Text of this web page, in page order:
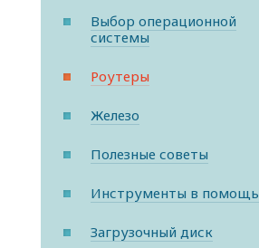
Выбор операционной
системы
Роутеры
Железо
Полезные советы
Инструменты в помощь
Загрузочный диск